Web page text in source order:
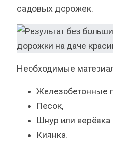
садовых дорожек.
Необходимые
Железобетонные
Песок,
Шнур или верёвка
Киянка.